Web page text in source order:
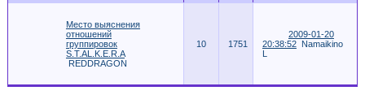
Место выяснения
отношений
группировок
S.T.AL.K.E.R.A
REDDRAGON
10 1751
2009-01-20
20:38:52 Namaikino
L